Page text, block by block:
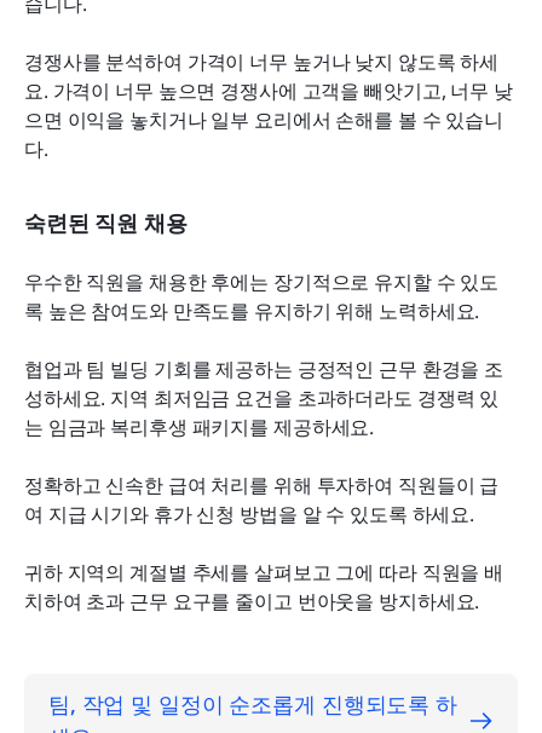
경쟁사를 분석하여 가격이 너무 높거나 낮지 않도록 하세
요. 가격이 너무 높으면 경쟁사에 고객을 빼앗기고, 너무 낮
으면 이익을 놓치거나 일부 요리에서 손해를 볼 수 있습니
다.
숙련된 직원 채용
우수한 직원을 채용한 후에는 장기적으로 유지할 수 있도
록 높은 참여도와 만족도를 유지하기 위해 노력하세요.
협업과 팀 빌딩 기회를 제공하는 긍정적인 근무 환경을 조
성하세요. 지역 최저임금 요건을 초과하더라도 경쟁력 있
는 임금과 복리후생 패키지를 제공하세요.
정확하고 신속한 급여 처리를 위해 투자하여 직원들이 급
여 지급 시기와 휴가 신청 방법을 알 수 있도록 하세요.
귀하 지역의 계절별 추세를 살펴보고 그에 따라 직원을 배
치하여 초과 근무 요구를 줄이고 번아웃을 방지하세요.
팀, 작업 및 일정이 순조롭게 진행되도록 하